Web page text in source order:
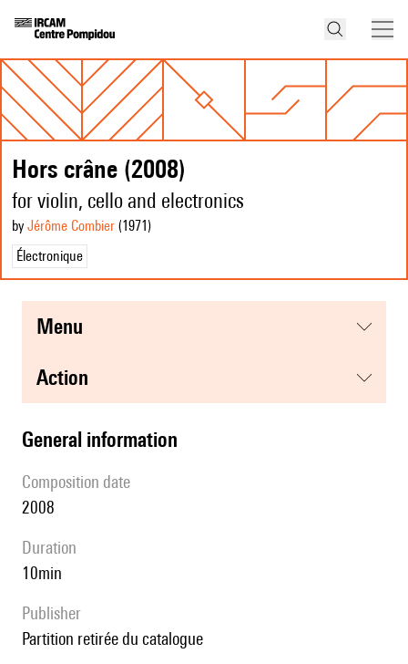
Hors crâne (2008)
for violin, cello and electronics
by Jérôme Combier (1971 )
Électronique
menu
action
general information
composition date
2008
duration
10min
publisher
partition retirée du catalogue